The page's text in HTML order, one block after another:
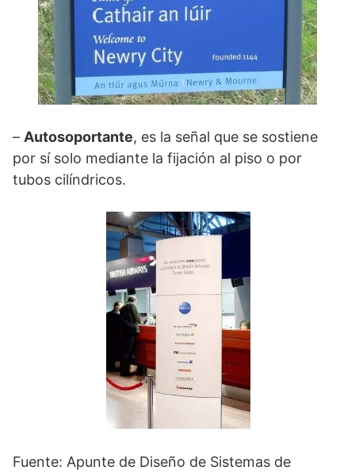
– Autosoportante, es la señal que se sostiene
por sí solo mediante la fijación al piso o por
tubos cilíndricos.
Fuente: Apunte de Diseño de Sistemas de